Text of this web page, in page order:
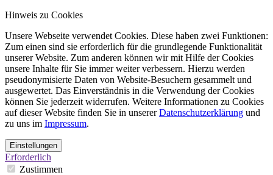
Hinweis zu Cookies
Unsere Webseite verwendet Cookies. Diese haben zwei Funktionen:
Zum einen sind sie erforderlich für die grundlegende Funktionalität
unserer Website. Zum anderen können wir mit Hilfe der Cookies
unsere Inhalte für Sie immer weiter verbessern. Hierzu werden
pseudonymisierte Daten von Website-Besuchern gesammelt und
ausgewertet. Das Einverständnis in die Verwendung der Cookies
können Sie jederzeit widerrufen. Weitere Informationen zu Cookies
auf dieser Website finden Sie in unsererDatenschutzerklärung und
zu uns im Impressum.
Einstellungen
Erforderlich
Zustimmen